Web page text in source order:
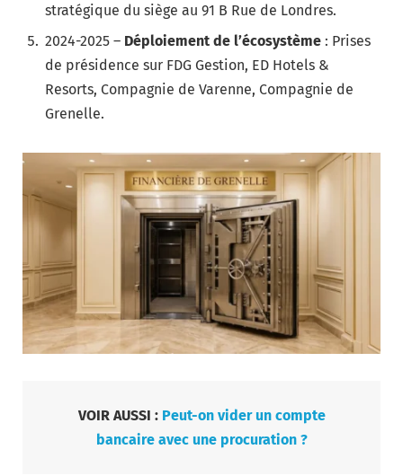
stratégique du siège au 91 B Rue de Londres.
2024-2025 – Déploiement de l’écosystème : Prises
de présidence sur FDG Gestion, ED Hotels &
Resorts, Compagnie de Varenne, Compagnie de
Grenelle.
VOIR AUSSI : Peut-on vider un compte
bancaire avec une procuration ?